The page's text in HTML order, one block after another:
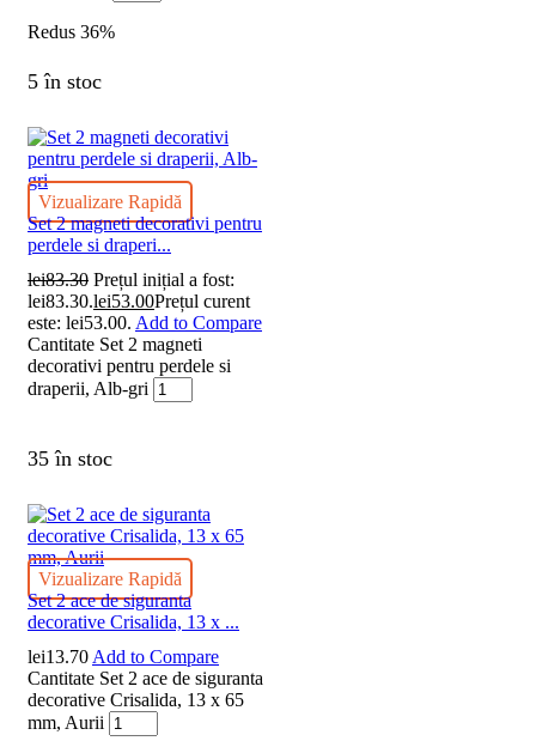
Redus 36%
5 în stoc
Vizualizare Rapidă
Set 2 magneti decorativi pentru
perdele si draperi...
lei83.30 Prețul inițial a fost:
lei83.30.lei53.00Prețul curent
este: lei53.00. Add to Compare
Cantitate Set 2 magneti
decorativi pentru perdele si
draperii, Alb-gri
35 în stoc
Vizualizare Rapidă
Set 2 ace de siguranta
decorative Crisalida, 13 x ...
lei13.70 Add to Compare
Cantitate Set 2 ace de siguranta
decorative Crisalida, 13 x 65
mm, Aurii